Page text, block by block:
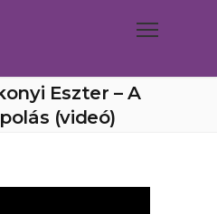
Eszter – A
(videó)